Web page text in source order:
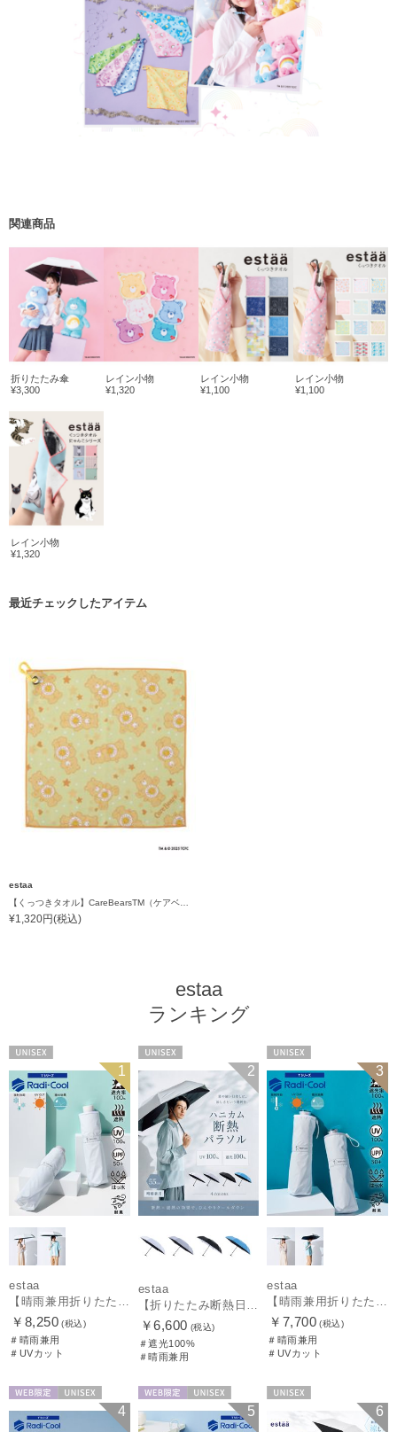
関連商品
折りたたみ傘
¥3,300
レイン小物
¥1,320
レイン小物
¥1,100
レイン小物
¥1,100
レイン小物
¥1,320
最近チェックしたアイテム
estaa
¥1,320円(税込)
estaa
ランキング
1
estaa
【晴雨兼用折りたたみ日傘】エスタ(estaa)REIKYAKUパラソル 大きめ60㎝ 世界初の放射冷却素材ラディクール 遮光100 UV100 耐風
￥8,250 (税込)
＃晴雨兼用
＃UVカット
2
estaa
￥6,600 (税込)
＃遮光100%
＃晴雨兼用
3
estaa
【晴雨兼用折りたたみ日傘】エスタ(estaa)REIKYAKUパラソル 54㎝ 世界初の放射冷却素材ラディクール 遮光100 UV100 耐風
￥7,700 (税込)
＃晴雨兼用
＃UVカット
4 5 6